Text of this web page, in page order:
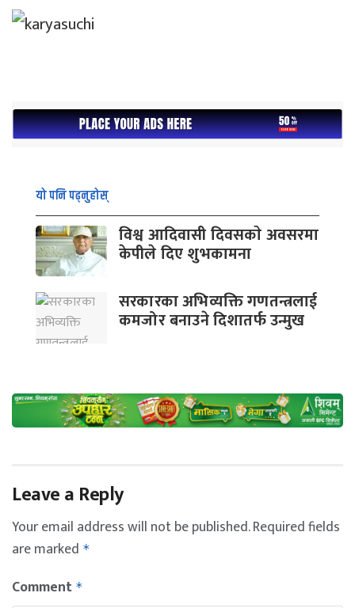
यो पनि पढ्नुहोस्
विश्व आदिवासी दिवसकाे अवसरमा
केपीले दिए शुभकामना
सरकारका अभिव्यक्ति गणतन्त्रलाई
कमजोर बनाउने दिशातर्फ उन्मुख
Leave a Reply
Your email address will not be published.Required fields
are marked *
Comment *